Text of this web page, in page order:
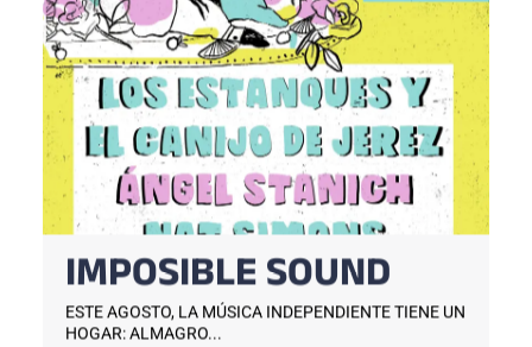
IMPOSIBLE SOUND
ESTE AGOSTO, LA MÚSICA INDEPENDIENTE TIENE UN
HOGAR: ALMAGRO...